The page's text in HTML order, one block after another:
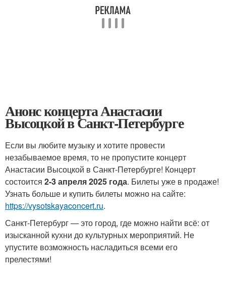
Анонс концерта Анастасии
Высоцкой в Санкт-Петербурге
Если вы любите музыку и хотите провести
незабываемое время, то не пропустите концерт
Анастасии Высоцкой в Санкт-Петербурге! Концерт
состоится 2-3 апреля 2025 года. Билеты уже в продаже!
Узнать больше и купить билеты можно на сайте:
https://vysotskayaconcert.ru.
Санкт-Петербург — это город, где можно найти всё: от
изысканной кухни до культурных мероприятий. Не
упустите возможность насладиться всеми его
прелестями!